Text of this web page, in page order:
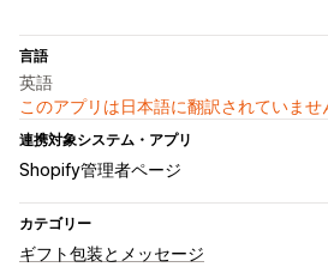
言語
英語
このアプリは日本語に翻訳されていませ
連携対象システム・アプリ
Shopify管理者ページ
カテゴリー
ギフト包装とメッセージ